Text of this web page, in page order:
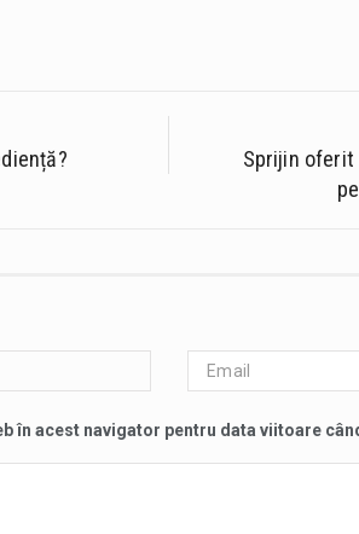
Sprijin oferit
în acest navigator pentru data viitoare